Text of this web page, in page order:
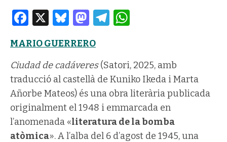
Facebook
X Bluesky
Mastodon
Telegram
MARIO GUERRERO
Ciudad de cadáveres(Satori, 2025, amb
traducció al castellà de Kuniko Ikeda i Marta
Añorbe Mateos) és una obra literària publicada
originalment el 1948 i emmarcada en
l’anomenada «literatura de la bomba
atòmica». A l’alba del 6 d’agost de 1945, una